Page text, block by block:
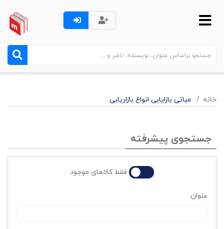
خانه مباتی بازایابی انواع بازاریابی
جستجوی پیشرفته
فقط کالاهای موجود
عنوان